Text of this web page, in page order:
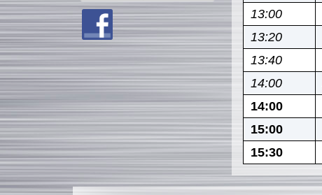
13:00
13:20
13:40
14:00
14:00
15:00
15:30